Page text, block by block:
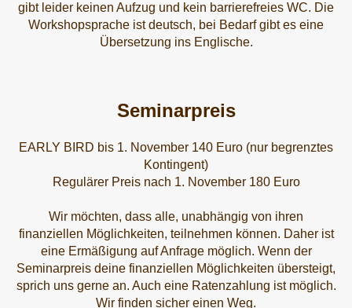
gibt leider keinen Aufzug und kein barrierefreies WC. Die
Workshopsprache ist deutsch, bei Bedarf gibt es eine
Übersetzung ins Englische.
Seminarpreis
EARLY BIRD bis 1. November 140 Euro (nur begrenztes
Kontingent)
Regulärer Preis nach 1. November 180 Euro
Wir möchten, dass alle, unabhängig von ihren
finanziellen Möglichkeiten, teilnehmen können. Daher ist
eine Ermäßigung auf Anfrage möglich. Wenn der
Seminarpreis deine finanziellen Möglichkeiten übersteigt,
sprich uns gerne an. Auch eine Ratenzahlung ist möglich.
Wir finden sicher einen Weg.